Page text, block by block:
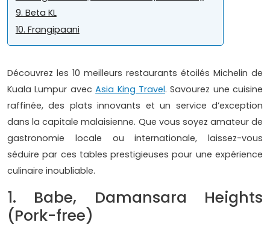
9. Beta KL
10. Frangipaani
Découvrez les 10 meilleurs restaurants étoilés Michelin de
Kuala Lumpur avecAsia King Travel. Savourez une cuisine
raffinée, des plats innovants et un service d’exception
dans la capitale malaisienne. Que vous soyez amateur de
gastronomie locale ou internationale, laissez-vous
séduire par ces tables prestigieuses pour une expérience
culinaire inoubliable.
1. Babe, Damansara Heights
(Pork-free)